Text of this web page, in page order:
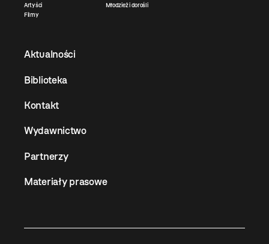
Artyści
Filmy
Młodzież i dorośli
Aktualności
Biblioteka
Kontakt
Wydawnictwo
Partnerzy
Materiały prasowe